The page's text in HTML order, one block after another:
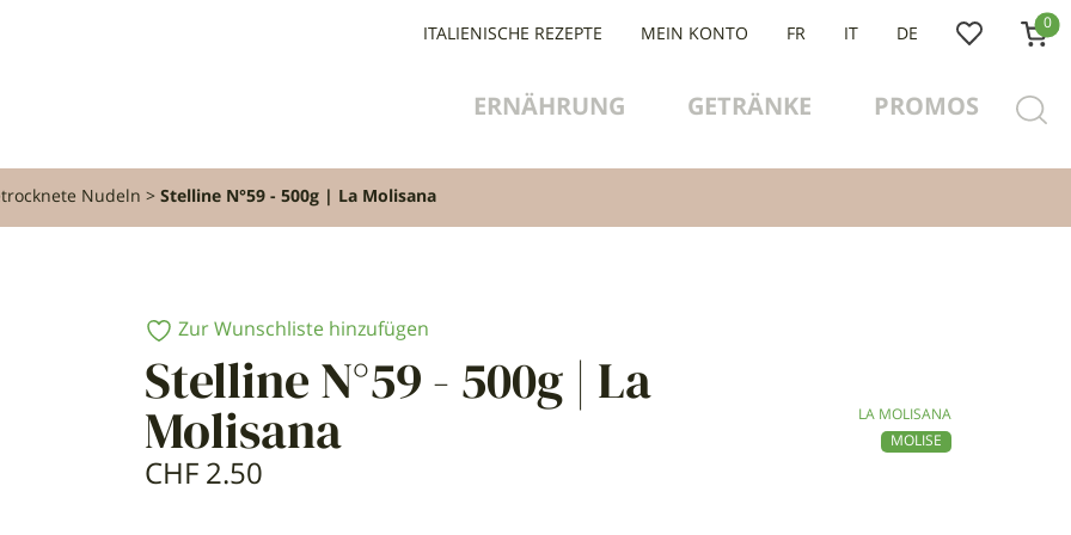
ERNÄHRUNG GETRÄNKE PROMOS
ITALIENISCHE REZEPTE MEIN KONTO FR DE
0
Nudeln Stelline N°59 - 500g | La Molisana
Zur Wunschliste hinzufügen
Stelline N°59 - 500g | La
Molisana
CHF2.50
LA MOLISANA
MOLISE